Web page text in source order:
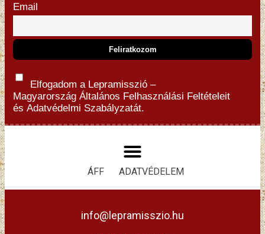
Email
Elfogadom a Lepramisszió –
Magyarország Általános Felhasználási Feltételeit
és Adatvédelmi Szabályzatát.
ÁFF ADATVÉDELEM
info@lepramisszio.hu